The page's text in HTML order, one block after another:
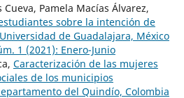
Pamela Macías Álvarez,
sobre la intención de
de Guadalajara, México
1 (2021): Enero-Junio
Caracterización de las mujeres
de los municipios
del Quindío, Colombia